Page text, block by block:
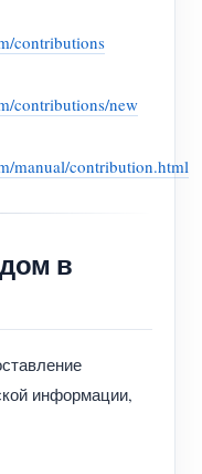
PV-системы
нагревателем
contributions
contributions/new
manual/contribution.html
в
информации,